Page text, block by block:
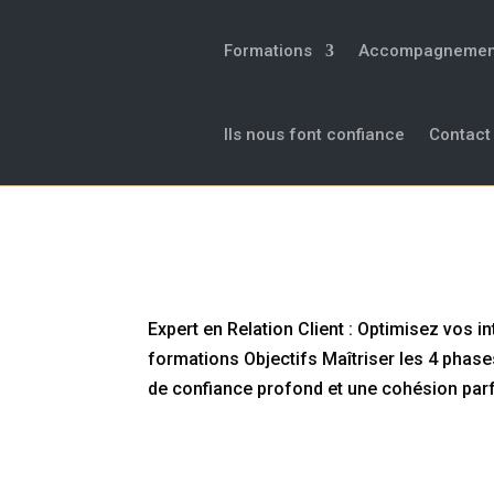
Formations
Ils nous font confiance Contact
Expert en Relation Client : Optimisez vos
formations Objectifs Maîtriser les 4
de confiance profond et une cohésion